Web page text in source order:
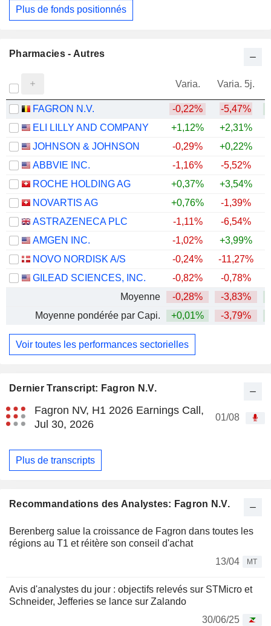
Dernier Transcript: Fagron N.V.
Fagron NV, H1 2026 Earnings Call,
Jul 30, 2026
01/08
Plus de transcripts
Recommandations des Analystes: Fagron N.V.
Berenberg salue la croissance de Fagron dans toutes les
régions au T1 et réitère son conseil d'achat
13/04
MT
Avis d'analystes du jour : objectifs relevés sur STMicro et
Schneider, Jefferies se lance sur Zalando
30/06/25
Plus de fonds positionnés
Pharmacies - Autres
Varia. Varia. 5j.
FAGRON N.V. -0,22% -5,47%
ELI LILLY AND COMPANY
+1,12% +2,31%
JOHNSON & JOHNSON
-0,29% +0,22%
ABBVIE INC.
-1,16% -5,52%
ROCHE HOLDING AG
+0,37% +3,54%
NOVARTIS AG
+0,76% -1,39%
ASTRAZENECA PLC
-1,11% -6,54%
AMGEN INC.
-1,02% +3,99%
NOVO NORDISK A/S
-0,24% -11,27%
GILEAD SCIENCES, INC.
-0,82% -0,78%
Moyenne
-0,28% -3,83%
Moyenne pondérée par Capi.
+0,01% -3,79%
Voir toutes les performances sectorielles